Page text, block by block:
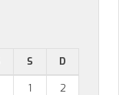
S D
1
2